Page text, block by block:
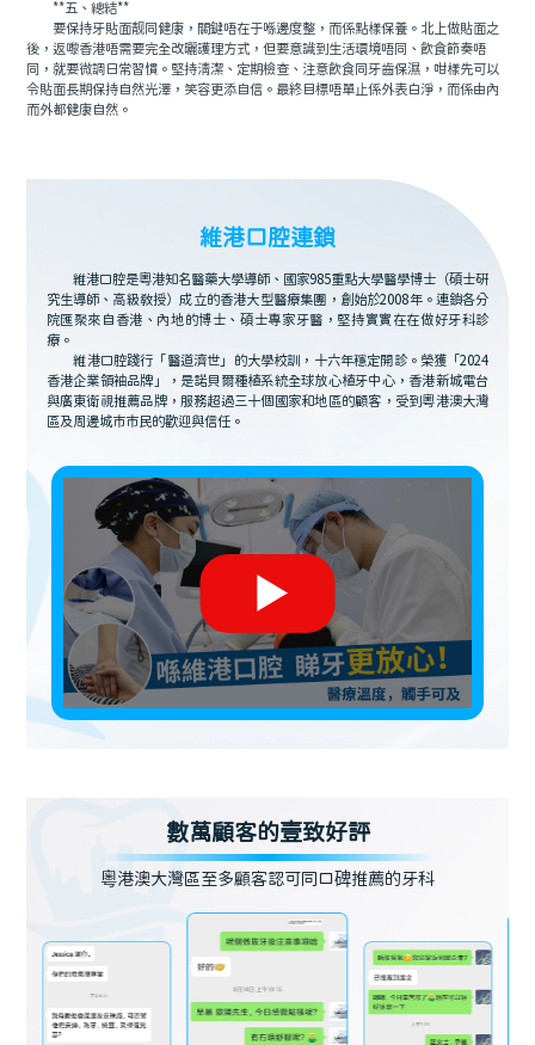
**五、總結**
要保持牙貼面靓同健康，關鍵唔在于喺邊度整，而係點樣保養。北上做貼面之
後，返嚟香港唔需要完全改曬護理方式，但要意識到生活環境唔同、飲食節奏唔
同，就要微調日常習慣。堅持清潔、定期檢查、注意飲食同牙齒保濕，咁樣先可以
令貼面長期保持自然光澤，笑容更添自信。最終目標唔單止係外表白淨，而係由內
而外都健康自然。
維港口腔連鎖
維港口腔是粵港知名醫藥大學導師、國家985重點大學醫學博士（碩士研
究生導師、高級教授）成立的香港大型醫療集團，創始於2008年。連鎖各分
院匯聚來自香港、內地的博士、碩士專家牙醫，堅持實實在在做好牙科診
療。
維港口腔踐行「醫道濟世」的大學校訓，十六年穩定開診。榮獲「2024
香港企業領袖品牌」，是諾貝爾種植系統全球放心植牙中心，香港新城電台
與廣東衛視推薦品牌，服務超過三十個國家和地區的顧客，受到粵港澳大灣
區及周邊城市市民的歡迎與信任。
數萬顧客的壹致好評
粵港澳大灣區至多顧客認可同口碑推薦的牙科